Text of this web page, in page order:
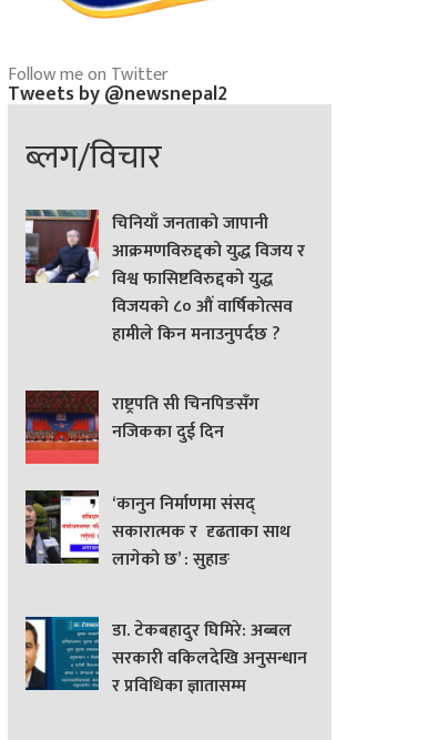
Follow me on Twitter
Tweets by @newsnepal2
ब्लग/विचार
चिनियाँ जनताको जापानी
आक्रमणविरुद्दको युद्ध विजय र
विश्व फासिष्टविरुद्दको युद्ध
विजयको ८० औं वार्षिकोत्सव
हामीले किन मनाउनुपर्दछ ?
राष्ट्रपति सी चिनपिङसँग
नजिकका दुई दिन
‘कानुन निर्माणमा संसद्
सकारात्मक र दृढताका साथ
लागेको छ’ : सुहाङ
डा. टेकबहादुर घिमिरे: अब्बल
सरकारी वकिलदेखि अनुसन्धान
र प्रविधिका ज्ञातासम्म